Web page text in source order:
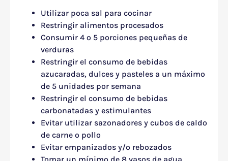
Utilizar poca sal para cocinar
Restringir alimentos procesados
Consumir 4 o 5 porciones pequeñas de
verduras
Restringir el consumo de bebidas
azucaradas, dulces y pasteles a un máximo
de 5 unidades por semana
Restringir el consumo de bebidas
carbonatadas y estimulantes
Evitar utilizar sazonadores y cubos de caldo
de carne o pollo
Evitar empanizados y/o rebozados